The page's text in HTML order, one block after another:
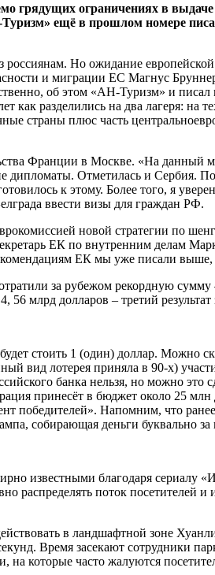
грядущих ограничениях в
ещё в прошлом номере
Но ожидание
и миграции ЕС Магнус
об этом «АН-Туризм» и
разделились на два лагеря: на
страны плюс часть
Франции в Москве. «На
дипломаты. Отметилась и Сербия.
к этому. Более того, я
ввести визы для граждан РФ.
новой стратегии по
ЕК по внутренним
ЕК мы уже писали выше,
за рубежом рекордную
млрд долларов – третий результат
стоить 1 (один) доллар. Можно
лотерея приняла в 90-х)
банка нельзя, но можно это
принесёт в бюджет около 25
победителей». Напомним, что
собирающая деньги буквально
известными благодаря сериалу
поток посетителей и
в ландшафтной зоне
Время засекают сотрудники
на которые часто жалуются